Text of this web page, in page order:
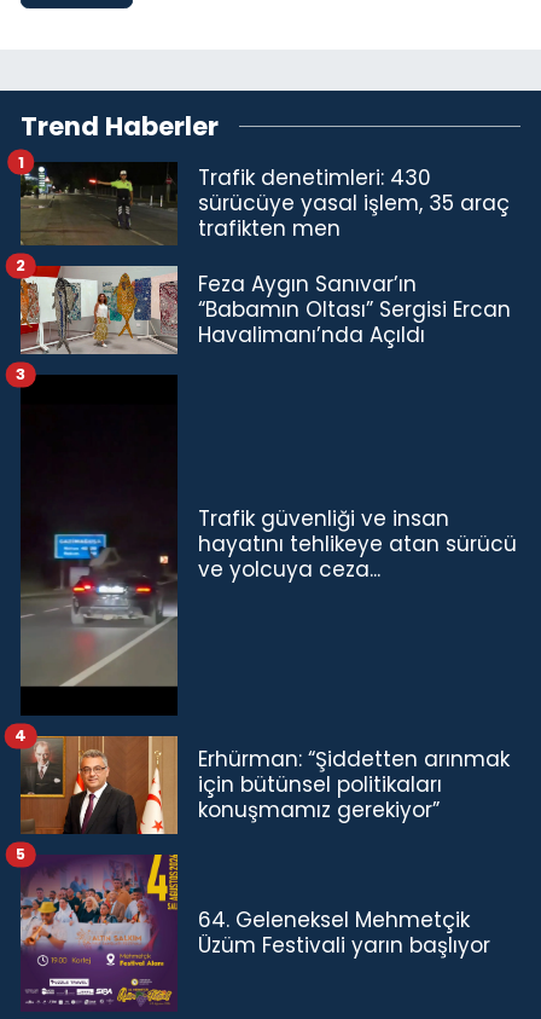
Trend Haberler
Trafik denetimleri: 430
sürücüye yasal işlem, 35 araç
trafikten men
1
Feza Aygın Sanıvar’ın
“Babamın Oltası” Sergisi Ercan
Havalimanı’nda Açıldı
2
Trafik güvenliği ve insan
hayatını tehlikeye atan sürücü
ve yolcuya ceza...
3
Erhürman: “Şiddetten arınmak
için bütünsel politikaları
konuşmamız gerekiyor”
4
64. Geleneksel Mehmetçik
Üzüm Festivali yarın başlıyor
5